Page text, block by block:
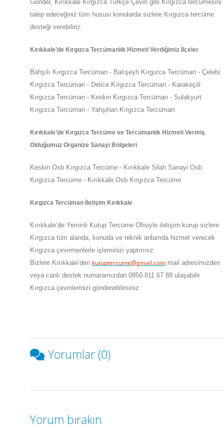
Gönder, Kırıkkale Kırgızca Türkçe Çeviri gibi Kırgızca tercümesini
talep edeceğiniz tüm hususi konularda sizlere Kırgızca tercüme
desteği verebiliriz.
Kırıkkale’de Kırgızca Tercümanlık Hizmeti Verdiğimiz İlçeler
Bahşılı Kırgızca Tercüman - Balışeyh Kırgızca Tercüman - Çelebi
Kırgızca Tercüman - Delice Kırgızca Tercüman - Karakeçili
Kırgızca Tercüman - Keskin Kırgızca Tercüman - Sulakyurt
Kırgızca Tercüman - Yahşihan Kırgızca Tercüman
Kırıkkale’de Kırgızca Tercüme ve Tercümanlık Hizmeti Vermiş
Olduğumuz Organize Sanayi Bölgeleri
Keskin Osb Kırgızca Tercüme - Kırıkkale Silah Sanayi Osb
Kırgızca Tercüme - Kırıkkale Osb Kırgızca Tercüme
Kırgızca Tercüman İletişim Kırıkkale
Kırıkkale’de Yeminli Kutup Tercüme Ofisiyle iletişim kurup sizlere
Kırgızca tüm alanda, konuda ve teknik anlamda hizmet verecek
Kırgızca çevirmenlerle işleminizi yaptırınız.
Bizlere Kırıkkale’den kutuptercume@gmail.com mail adresimizden
veya canlı destek numaramızdan 0850 811 67 88 ulaşabilir
Kırgızca çevirilerinizi gönderebilirsiniz.
Yorumlar (0)
Yorum bırakın